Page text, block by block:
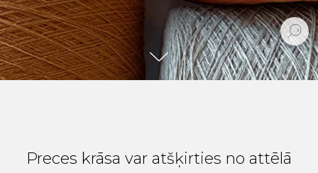
Preces krāsa var atšķirties no attēlā